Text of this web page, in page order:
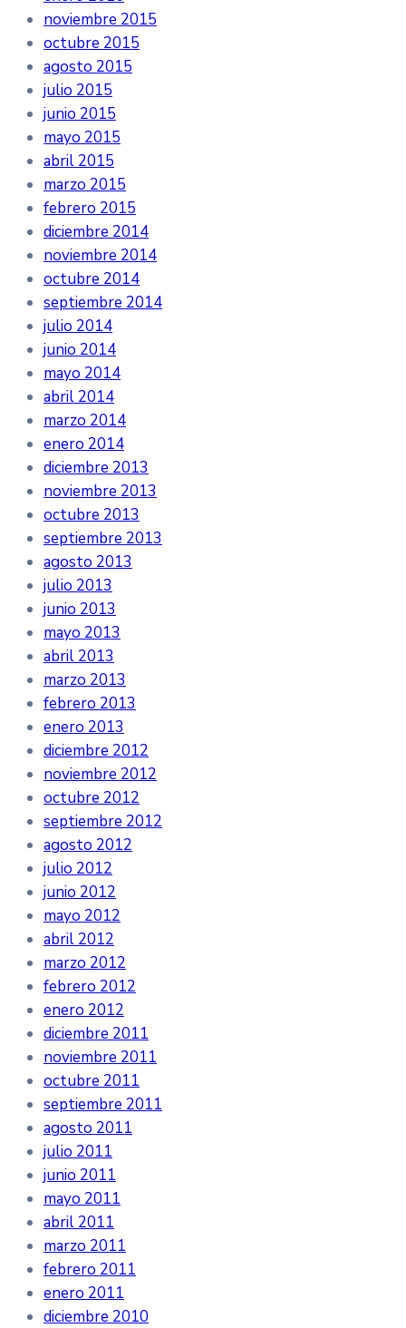
noviembre 2015
octubre 2015
agosto 2015
julio 2015
junio 2015
mayo 2015
abril 2015
marzo 2015
febrero 2015
diciembre 2014
noviembre 2014
octubre 2014
septiembre 2014
julio 2014
junio 2014
mayo 2014
abril 2014
marzo 2014
enero 2014
diciembre 2013
noviembre 2013
octubre 2013
septiembre 2013
agosto 2013
julio 2013
junio 2013
mayo 2013
abril 2013
marzo 2013
febrero 2013
enero 2013
diciembre 2012
noviembre 2012
octubre 2012
septiembre 2012
agosto 2012
julio 2012
junio 2012
mayo 2012
abril 2012
marzo 2012
febrero 2012
enero 2012
diciembre 2011
noviembre 2011
octubre 2011
septiembre 2011
agosto 2011
julio 2011
junio 2011
mayo 2011
abril 2011
marzo 2011
febrero 2011
enero 2011
diciembre 2010